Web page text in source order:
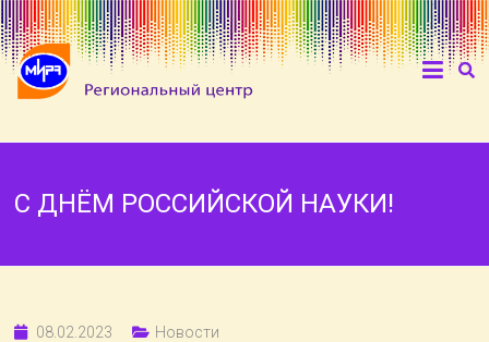
С ДНЁМ РОССИЙСКОЙ НАУКИ!
08.02.2023 Новости